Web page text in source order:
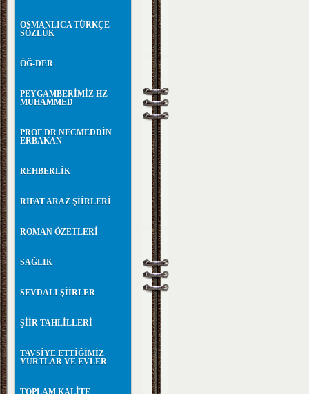
OSMANLICA TÜRKÇE
SÖZLÜK
ÖĞ-DER
PEYGAMBERİMİZ HZ
MUHAMMED
PROF DR NECMEDDİN
ERBAKAN
REHBERLİK
RIFAT ARAZ ŞİİRLERİ
ROMAN ÖZETLERİ
SAĞLIK
SEVDALI ŞİİRLER
ŞİİR TAHLİLLERİ
TAVSİYE ETTİĞİMİZ
YURTLAR VE EVLER
TOPLAM KALİTE